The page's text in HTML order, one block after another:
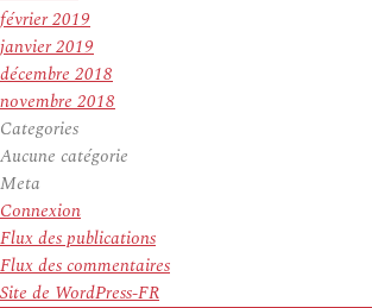
février 2019
janvier 2019
décembre 2018
novembre 2018
Categories
Aucune catégorie
Meta
Connexion
Flux des publications
Flux des commentaires
Site de WordPress-FR